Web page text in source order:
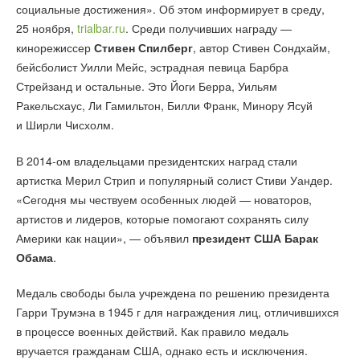
социальные достижения». Об этом информирует в среду,
25 ноября, trialbar.ru. Среди получивших награду —
кинорежиссер Стивен Спилберг, автор Стивен Сондхайм,
бейсболист Уилли Мейс, эстрадная певица Барбра
Стрейзанд и остальные. Это Йоги Берра, Уильям
Ракельсхаус, Ли Гамильтон, Билли Франк, Минору Ясуй
и Ширли Чисхолм.
В 2014-ом владельцами президентских наград стали
артистка Мерил Стрип и популярный солист Стиви Уандер.
«Сегодня мы чествуем особенных людей — новаторов,
артистов и лидеров, которые помогают сохранять силу
Америки как нации», — объявил президент США Барак
Обама.
Медаль свободы была учреждена по решению президента
Гарри Трумэна в 1945 г для награждения лиц, отличившихся
в процессе военных действий. Как правило медаль
вручается гражданам США, однако есть и исключения.